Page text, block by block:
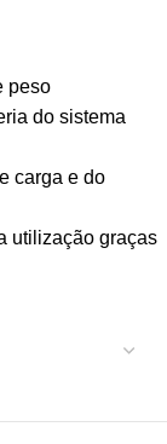
peso
do sistema
carga e do
utilização graças